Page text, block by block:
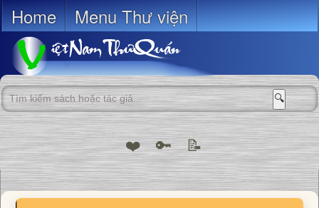
Home Menu Thư viện
🔍
❤️ 🔑 📝